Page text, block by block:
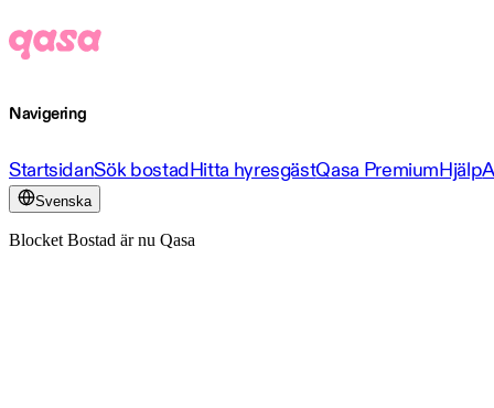
Navigering
StartsidanSök bostadHitta hyresgästQasa PremiumHjälp
Svenska
Blocket Bostad är nu Qasa